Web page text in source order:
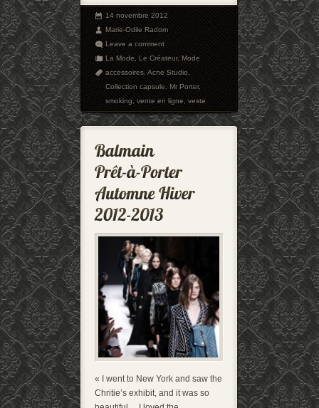
14 novembre 2012
Marie-Odile Radom
Leave a comment
La Mode,Le Créateur,Mode
accessoires,Acne Studio,
Collection capsule,Mr Porter,
smoking,vente en ligne,veste
« I went to New York and saw the
Chritie’s exhibit, and it was so